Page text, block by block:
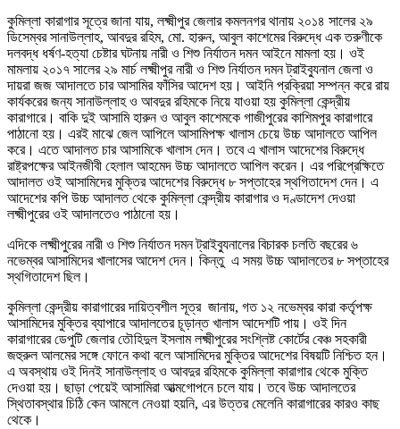
কুমিল্লা কারাগার সূত্রে জানা যায়, লক্ষ্মীপুর জেলার কমলনগর থানায় ২০১৪ সালের ২৯
ডিসেম্বর সানাউল্লাহ, আবদুর রহিম, মো. হারুন, আবুল কাশেমের বিরুদ্ধে এক তরুণীকে
দলবদ্ধ ধর্ষণ-হত্যা চেষ্টার ঘটনায় নারী ও শিশু নির্যাতন দমন আইনে মামলা হয়। ওই
মামলায় ২০১৭ সালের ২৯ মার্চ লক্ষ্মীপুর নারী ও শিশু নির্যাতন দমন ট্রাইব্যুনাল জেলা ও
দায়রা জজ আদালতে চার আসামির ফাঁসির আদেশ হয়। আইনি প্রক্রিয়া সম্পন্ন করে রায়
কার্যকরের জন্য সানাউল্লাহ ও আবদুর রহিমকে নিয়ে যাওয়া হয় কুমিল্লা কেন্দ্রীয়
কারাগারে। বাকি দুই আসামি হারুন ও আবুল কাশেমকে গাজীপুরের কাশিমপুর কারাগারে
পাঠানো হয়। এরই মাঝে জেল আপিলে আসামিপক্ষ খালাস চেয়ে উচ্চ আদালতে আপিল
করে। এতে আদালত চার আসামিকে খালাস দেন। তবে এ খালাস আদেশের বিরুদ্ধে
রাষ্ট্রপক্ষের আইনজীবী হেলাল আহমেদ উচ্চ আদালতে আপিল করেন। এর পরিপ্রেক্ষিতে
আদালত ওই আসামিদের মুক্তির আদেশের বিরুদ্ধে ৮ সপ্তাহের স্থগিতাদেশ দেন। এ
আদেশের কপি উচ্চ আদালত থেকে কুমিল্লা কেন্দ্রীয় কারাগার ও দণ্ডাদেশ দেওয়া
লক্ষ্মীপুরের ওই আদালতেও পাঠানো হয়।
এদিকে লক্ষ্মীপুরের নারী ও শিশু নির্যাতন দমন ট্রাইব্যুনালের বিচারক চলতি বছরের ৬
নভেম্বর আসামিদের খালাসের আদেশ দেন। কিন্তু এ সময় উচ্চ আদালতের ৮ সপ্তাহের
স্থগিতাদেশ ছিল।
কুমিল্লা কেন্দ্রীয় কারাগারের দায়িত্বশীল সূত্র জানায়, গত ১২ নভেম্বর কারা কর্তৃপক্ষ
আসামিদের মুক্তির ব্যাপারে আদালতের চূড়ান্ত খালাস আদেশটি পায়। ওই দিন
কারাগারের ডেপুটি জেলার তৌহিদুল ইসলাম লক্ষ্মীপুরের সংশ্লিষ্ট কোর্টের বেঞ্চ সহকারী
জহুরুল আলমের সঙ্গে ফোনে কথা বলে আসামিদের মুক্তির আদেশের বিষয়টি নিশ্চিত হন।
এ অবস্থায় ওই দিনই সানাউল্লাহ ও আবদুর রহিমকে কুমিল্লা কারাগার থেকে মুক্তি
দেওয়া হয়। ছাড়া পেয়েই আসামিরা আত্মগোপনে চলে যায়। তবে উচ্চ আদালতের
স্থিতাবস্থার চিঠি কেন আমলে নেওয়া হয়নি, এর উত্তর মেলেনি কারাগারের কারও কাছ
থেকে।